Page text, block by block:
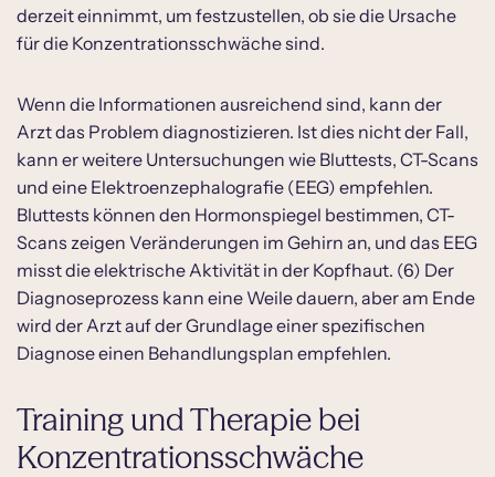
derzeit einnimmt, um festzustellen, ob sie die Ursache
für die Konzentrationsschwäche sind.
Wenn die Informationen ausreichend sind, kann der
Arzt das Problem diagnostizieren. Ist dies nicht der Fall,
kann er weitere Untersuchungen wie Bluttests, CT-Scans
und eine Elektroenzephalografie (EEG) empfehlen.
Bluttests können den Hormonspiegel bestimmen, CT-
Scans zeigen Veränderungen im Gehirn an, und das EEG
misst die elektrische Aktivität in der Kopfhaut. (6) Der
Diagnoseprozess kann eine Weile dauern, aber am Ende
wird der Arzt auf der Grundlage einer spezifischen
Diagnose einen Behandlungsplan empfehlen.
Training und Therapie bei
Konzentrationsschwäche